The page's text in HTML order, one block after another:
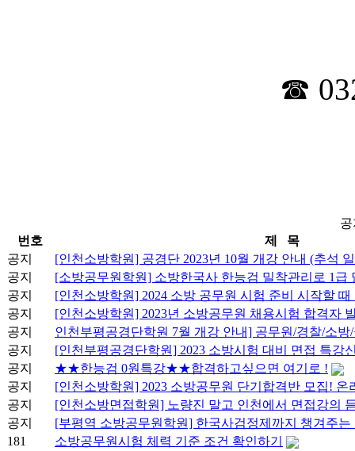
​☎
번호
제 목
공지
[인천소방학원] 공경단 2023년 10월 개강 안내 (추석
공지
[소방공무원학원] 소방한국사 한능검 밀착관리로 1급
공지
[인천소방학원] 2024 소방 공무원 시험 준비 시작할
공지
[인천소방학원] 2023년 소방공무원 채용시험 합격자
공지
인천부평공경단학원 7월 개강 안내] 공무원/경찰/소
공지
[인천부평공경단학원] 2023 소방시험 대비 면접 특강
공지
★★한능검 0원특강★★합격하고싶으면 여기로 !
공지
[인천소방학원] 2023 소방공무원 단기합격반 모집!
공지
[인천소방면접학원] 노량진 말고 인천에서 면접강의
공지
[부평역 소방공무원학원] 한국사검정제까지 챙겨주는
181
소방공무원시험 체력 기준 조건 확인하기